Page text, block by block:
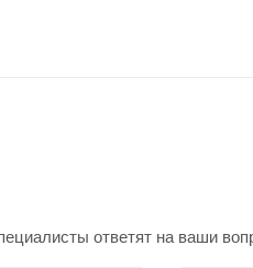
ответят на ваши